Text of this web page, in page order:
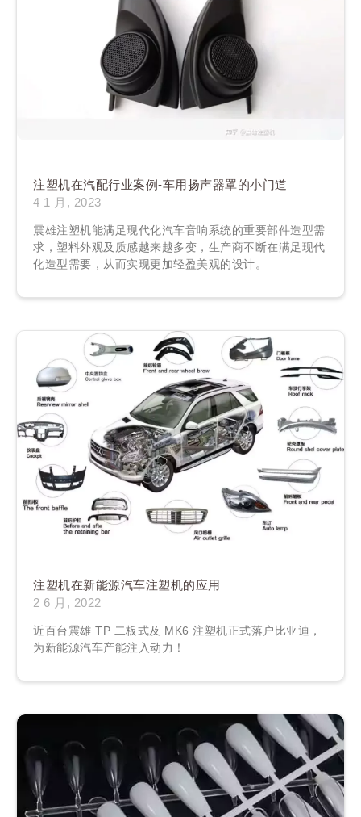
注塑机在汽配行业案例-车用扬声器罩的小门道
4 1 月, 2023
震雄注塑机能满足现代化汽车音响系统的重要部件造型需
求，塑料外观及质感越来越多变，生产商不断在满足现代
化造型需要，从而实现更加轻盈美观的设计。
注塑机在新能源汽车注塑机的应用
2 6 月, 2022
近百台震雄 TP 二板式及 MK6 注塑机正式落户比亚迪，
为新能源汽车产能注入动力！